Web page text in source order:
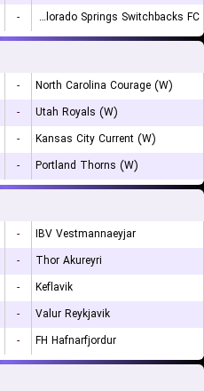
- Colorado Springs Switchbacks FC
-
North Carolina Courage (W)
-
Utah Royals (W)
-
Kansas City Current (W)
- Portland Thorns (W)
-
IBV Vestmannaeyjar
-
Thor Akureyri
-
Keflavik
-
Valur Reykjavik
- FH Hafnarfjordur